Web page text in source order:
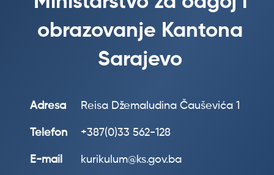
obrazovanje Kantona
Sarajevo
Adresa Reisa Džemaludina Čauševića 1
Telefon +387(0)33 562-128
E-mail kurikulum@ks.gov.ba